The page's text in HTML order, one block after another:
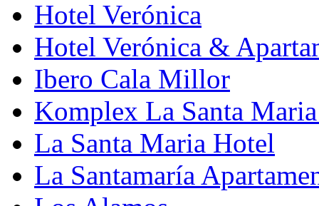
Hotel Verónica
Hotel Verónica &
Ibero Cala Millor
Komplex La Santa
La Santa Maria Hotel
La Santamaría